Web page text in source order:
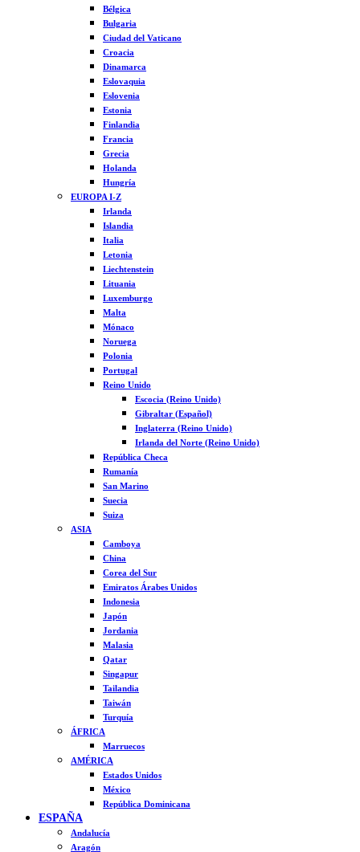
Bélgica
Bulgaria
Ciudad del Vaticano
Croacia
Dinamarca
Eslovaquia
Eslovenia
Estonia
Finlandia
Francia
Grecia
Holanda
Hungría
EUROPA I-Z
Irlanda
Islandia
Italia
Letonia
Liechtenstein
Lituania
Luxemburgo
Malta
Mónaco
Noruega
Polonia
Portugal
Reino Unido
Escocia (Reino Unido)
Gibraltar (Español)
Inglaterra (Reino Unido)
Irlanda del Norte (Reino Unido)
República Checa
Rumanía
San Marino
Suecia
Suiza
ASIA
Camboya
China
Corea del Sur
Emiratos Árabes Unidos
Indonesia
Japón
Jordania
Malasia
Qatar
Singapur
Tailandia
Taiwán
Turquía
ÁFRICA
Marruecos
AMÉRICA
Estados Unidos
México
República Dominicana
ESPAÑA
Andalucía
Aragón